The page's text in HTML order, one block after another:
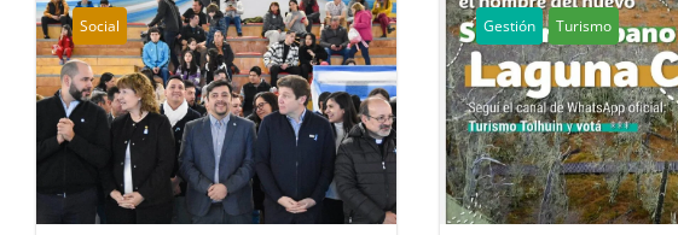
Social Gestión Turismo